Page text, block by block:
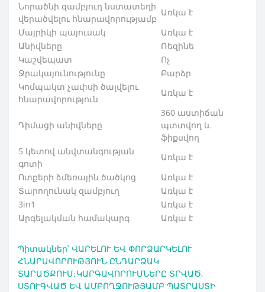
Նորածնի զամբյուղ նստատեղի
վերածվելու հնարավորությամբ
Առկա է
Մայրիկի պայուսակ
Առկա է
Անիվները
Ռեզինե
Կաշվեպատ
Ոչ
Ջրակայունությունը
Բարձր
Կոմպակտ չափսի ծալվելու
հնարավորություն
Առկա է
Դիմացի անիվները
360 աստիճան
պտտվող և
ֆիքսվող
5 կետով անվտանգության
գոտի
Առկա է
Ոտքերի ձմեռային ծածկոց
Առկա է
Տարողունակ զամբյուղ
Առկա է
3in1
Առկա է
Արգելակման համակարգ
Առկա է
Պիտակներ՝ ՎԱՐԵԼՈՒ ԵՎ ՓՈՐՁԱՐԿԵԼՈՒ
ՀՆԱՐԱՎՈՐՈՒԹՅՈՒՆ ԸՆԴԱՐՁԱԿ
ՏԱՐԱԾՔՈՒՄ։ԿԱՐԳԱՎՈՐՈՒՄՆԵՐԸ ՏՐՎԱԾ,
ՍՏՈՒԳՎԱԾ ԵՎ ԱՄԲՈՂՋՈՒԹՅԱՄԲ ՊԱՏՐԱՍՏԻ